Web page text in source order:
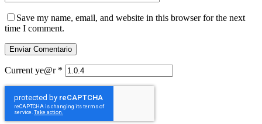
Save my name, email, and website in this browser for the next
time I comment.
Current ye@r *